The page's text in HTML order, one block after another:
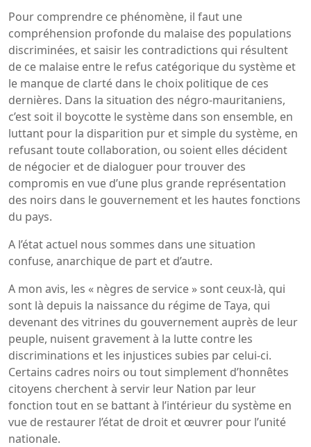
Pour comprendre ce phénomène, il faut une
compréhension profonde du malaise des populations
discriminées, et saisir les contradictions qui résultent
de ce malaise entre le refus catégorique du système et
le manque de clarté dans le choix politique de ces
dernières. Dans la situation des négro-mauritaniens,
c’est soit il boycotte le système dans son ensemble, en
luttant pour la disparition pur et simple du système, en
refusant toute collaboration, ou soient elles décident
de négocier et de dialoguer pour trouver des
compromis en vue d’une plus grande représentation
des noirs dans le gouvernement et les hautes fonctions
du pays.
A l’état actuel nous sommes dans une situation
confuse, anarchique de part et d’autre.
A mon avis, les « nègres de service » sont ceux-là, qui
sont là depuis la naissance du régime de Taya, qui
devenant des vitrines du gouvernement auprès de leur
peuple, nuisent gravement à la lutte contre les
discriminations et les injustices subies par celui-ci.
Certains cadres noirs ou tout simplement d’honnêtes
citoyens cherchent à servir leur Nation par leur
fonction tout en se battant à l’intérieur du système en
vue de restaurer l’état de droit et œuvrer pour l’unité
nationale.